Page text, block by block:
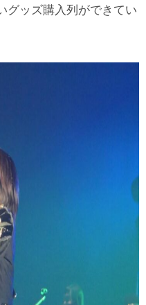
グッズ購入列ができてい